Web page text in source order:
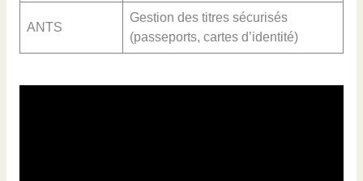
ANTS
Gestion des titres sécurisés
(passeports, cartes d’identité)